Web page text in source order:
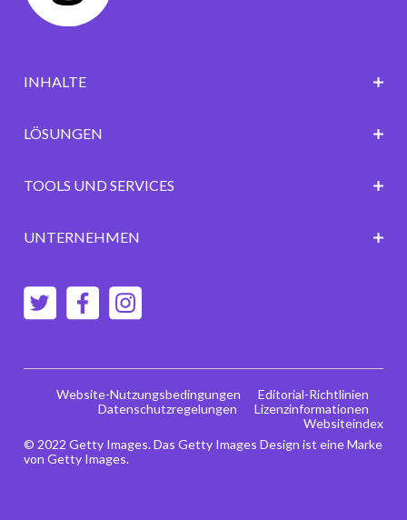
INHALTE
LÖSUNGEN
TOOLS UND SERVICES
UNTERNEHMEN
© 2022 Getty Images. Das Getty Images Design ist eine Marke
von Getty Images.
Website-Nutzungsbedingungen
Editorial-Richtlinien
Datenschutzregelungen
Lizenzinformationen
Websiteindex